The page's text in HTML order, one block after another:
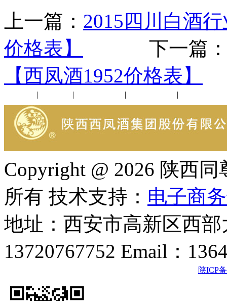
上一篇： 2015四川白酒
价格表】
下一篇
【西凤酒1952价格表】
| | | |
Copyright @ 2026 陕西
所有 技术支持： 电子商
地址：西安市高新区西
13720767752 Email：
陕ICP